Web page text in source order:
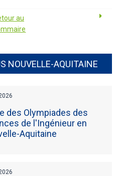
au
NOUVELLE-AQUITAINE
des Olympiades des
de l'Ingénieur en
Aquitaine